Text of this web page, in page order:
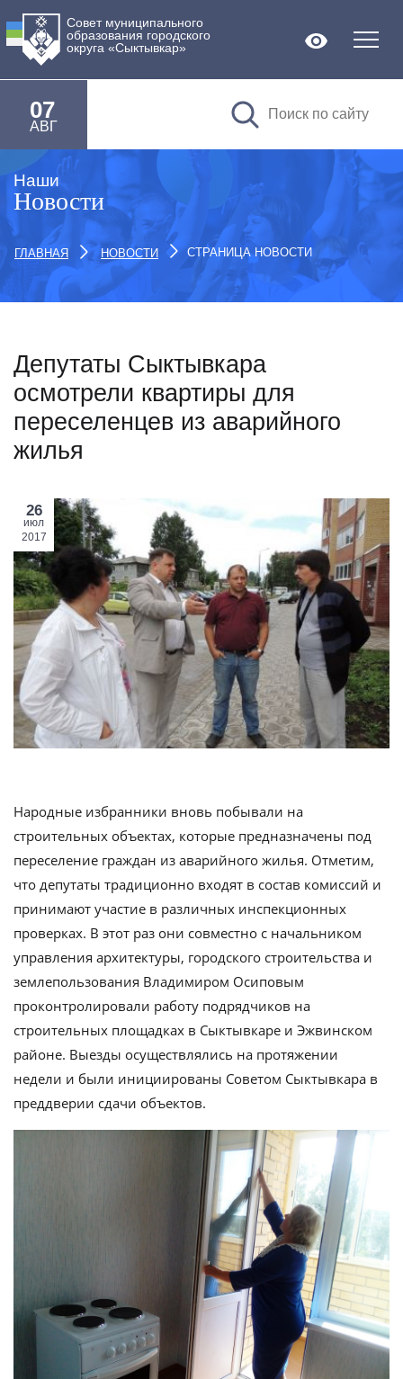
Совет муниципального
образования городского
округа «Сыктывкар»
07
АВГ
Версия
Наши
Новости
ГЛАВНАЯ НОВОСТИ СТРАНИЦА НОВОСТИ
Депутаты Сыктывкара
осмотрели квартиры для
переселенцев из аварийного
жилья
26
июл
2017
Народные избранники вновь побывали на
строительных объектах, которые предназначены под
переселение граждан из аварийного жилья. Отметим,
что депутаты традиционно входят в состав комиссий и
принимают участие в различных инспекционных
проверках. В этот раз они совместно с начальником
управления архитектуры, городского строительства и
землепользования Владимиром Осиповым
проконтролировали работу подрядчиков на
строительных площадках в Сыктывкаре и Эжвинском
районе. Выезды осуществлялись на протяжении
недели и были инициированы Советом Сыктывкара в
преддверии сдачи объектов.